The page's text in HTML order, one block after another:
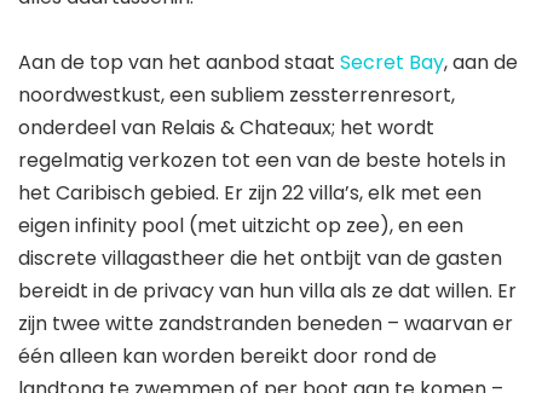
Aan de top van het aanbod staat Secret Bay, aan de
noordwestkust, een subliem zessterrenresort,
onderdeel van Relais & Chateaux; het wordt
regelmatig verkozen tot een van de beste hotels in
het Caribisch gebied. Er zijn 22 villa’s, elk met een
eigen infinity pool (met uitzicht op zee), en een
discrete villagastheer die het ontbijt van de gasten
bereidt in de privacy van hun villa als ze dat willen. Er
zijn twee witte zandstranden beneden – waarvan er
één alleen kan worden bereikt door rond de